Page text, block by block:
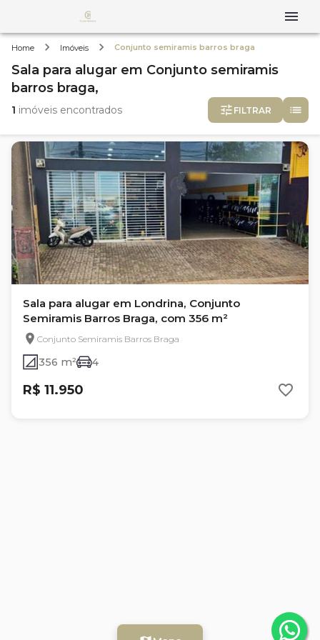
Home Imóveis Conjunto semiramis barros braga
Sala para alugar em Conjunto semiramis
barros braga,
1 imóveis encontrados FILTRAR
Sala para alugar em Londrina, Conjunto
Semiramis Barros Braga, com 356 m²
Conjunto Semiramis Barros Braga
356 m² 4
R$ 11.950